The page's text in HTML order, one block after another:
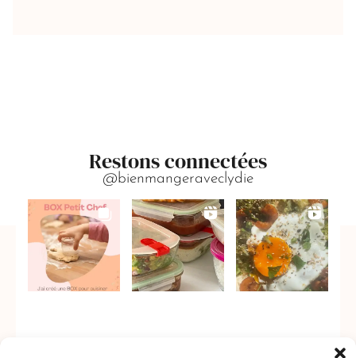
Restons connectées
@bienmangeraveclydie